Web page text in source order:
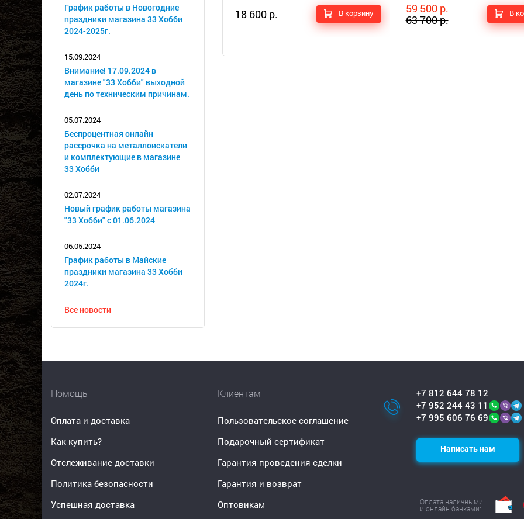
График работы в Новогодние
праздники магазина 33 Хобби
2024-2025г.
15.09.2024
Внимание! 17.09.2024 в
магазине "33 Хобби" выходной
день по техническим причинам.
05.07.2024
Беспроцентная онлайн
рассрочка на металлоискатели
и комплектующие в магазине
33 Хобби
02.07.2024
Новый график работы магазина
"33 Хобби" с 01.06.2024
06.05.2024
График работы в Майские
праздники магазина 33 Хобби
2024г.
Все новости
18 600 р. В корзину
59 500 р.
63 700 р.
В
Помощь
Оплата и доставка
Как купить?
Отслеживание доставки
Политика безопасности
Успешная доставка
Клиентам
Пользовательское соглашение
Подарочный сертификат
Гарантия проведения сделки
Гарантия и возврат
Оптовикам
+7 812 644 78 12
+7 952 244 43 11
+7 995 606 76 69
Написать нам
Оплата наличными
и онлайн банками: